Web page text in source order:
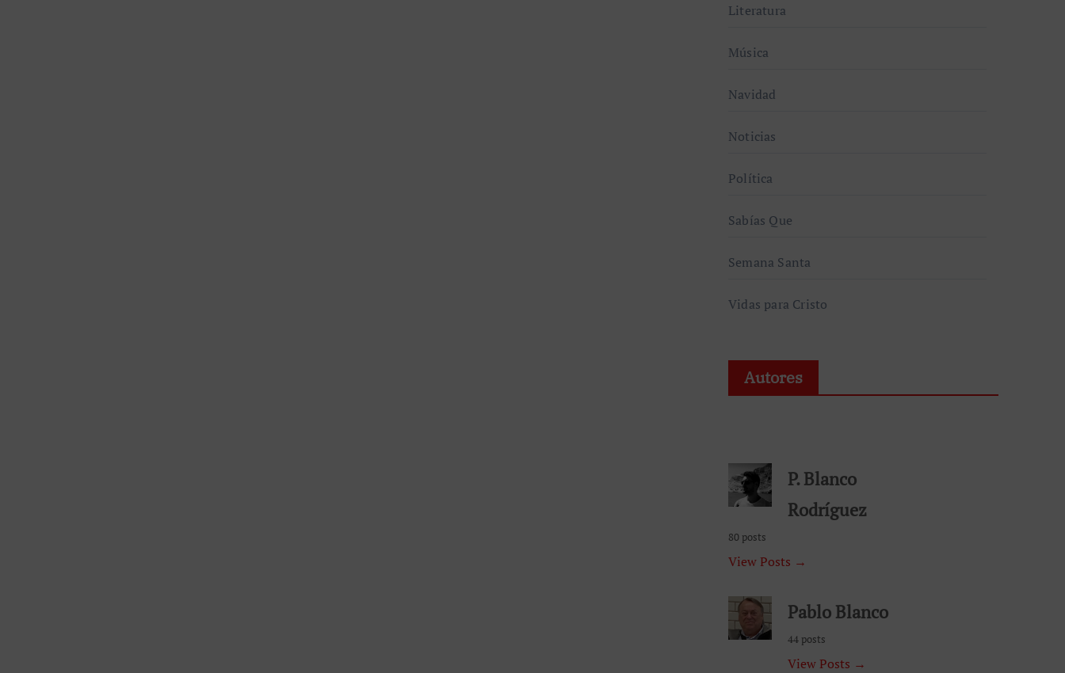
Literatura
Música
Navidad
Noticias
Política
Sabías Que
Semana Santa
Vidas para Cristo
Autores
P. Blanco
Rodríguez
80 posts
View Posts →
Pablo Blanco
44 posts
View Posts →